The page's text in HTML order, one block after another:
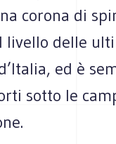
corona di
livello delle
ed è
sotto le